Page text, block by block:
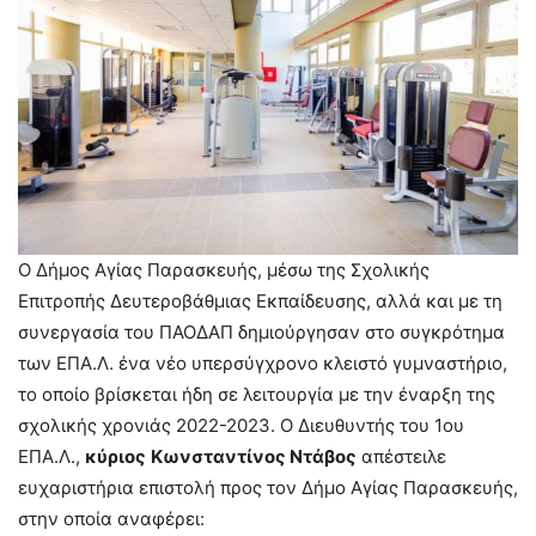
Ο Δήμος Αγίας Παρασκευής, μέσω της Σχολικής
Επιτροπής Δευτεροβάθμιας Εκπαίδευσης, αλλά και με τη
συνεργασία του ΠΑΟΔΑΠ δημιούργησαν στο συγκρότημα
των ΕΠΑ.Λ. ένα νέο υπερσύγχρονο κλειστό γυμναστήριο,
το οποίο βρίσκεται ήδη σε λειτουργία με την έναρξη της
σχολικής χρονιάς 2022-2023. Ο Διευθυντής του 1ου
ΕΠΑ.Λ., κύριος Κωνσταντίνος Ντάβος απέστειλε
ευχαριστήρια επιστολή προς τον Δήμο Αγίας Παρασκευής,
στην οποία αναφέρει: